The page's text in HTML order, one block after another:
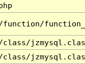
function/
class/
class/